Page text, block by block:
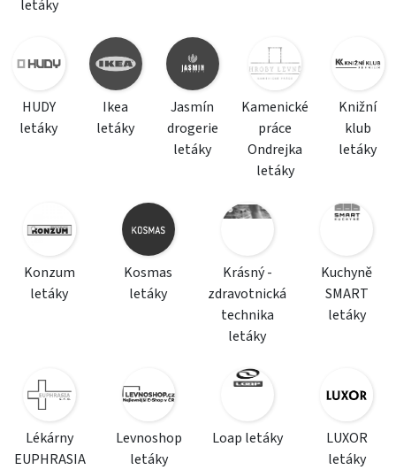
letáky
HUDY
letáky
Ikea
letáky
Jasmín
drogerie
letáky
Kamenické
práce
Ondrejka
letáky
Knižní
klub
letáky
Konzum
letáky
Kosmas
letáky
Krásný -
zdravotnická
technika
letáky
Kuchyně
SMART
letáky
Lékárny
EUPHRASIA
Levnoshop
letáky
Loap letáky
LUXOR
letáky